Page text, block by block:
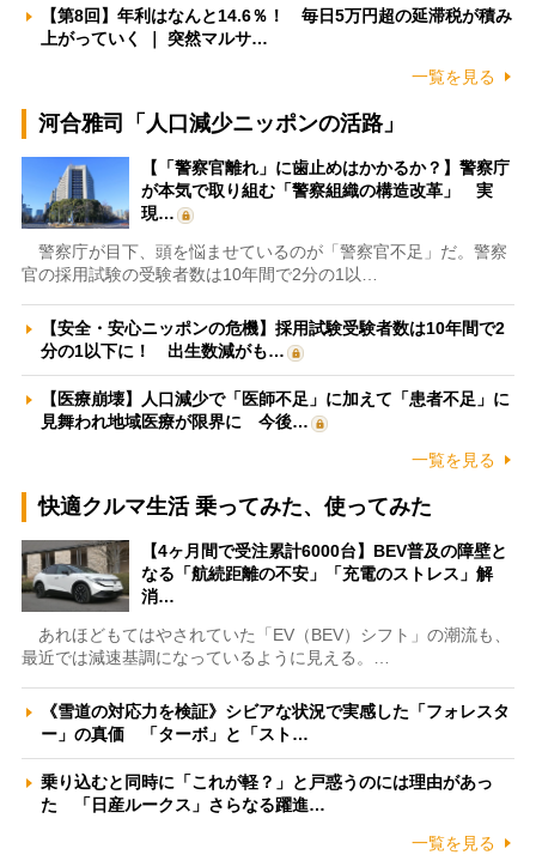
【第8回】年利はなんと14.6％！ 毎日5万円超の延滞税が積み
上がっていく ｜ 突然マルサ…
一覧を見る
河合雅司「人口減少ニッポンの活路」
【「警察官離れ」に歯止めはかかるか？】警察庁
が本気で取り組む「警察組織の構造改革」 実
現…
警察庁が目下、頭を悩ませているのが「警察官不足」だ。警察
官の採用試験の受験者数は10年間で2分の1以…
【安全・安心ニッポンの危機】採用試験受験者数は10年間で2
分の1以下に！ 出生数減がも…
【医療崩壊】人口減少で「医師不足」に加えて「患者不足」に
見舞われ地域医療が限界に 今後…
一覧を見る
快適クルマ生活 乗ってみた、使ってみた
【4ヶ月間で受注累計6000台】BEV普及の障壁と
なる「航続距離の不安」「充電のストレス」解
消…
あれほどもてはやされていた「EV（BEV）シフト」の潮流も、
最近では減速基調になっているように見える。…
《雪道の対応力を検証》シビアな状況で実感した「フォレスタ
ー」の真価 「ターボ」と「スト…
乗り込むと同時に「これが軽？」と戸惑うのには理由があっ
た 「日産ルークス」さらなる躍進…
一覧を見る